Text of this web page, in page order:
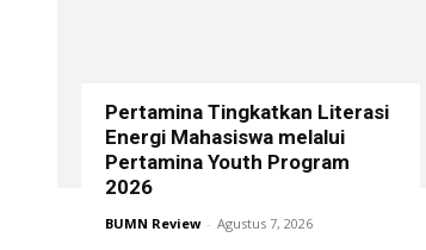
Pertamina Tingkatkan Literasi
Energi Mahasiswa melalui
Pertamina Youth Program
2026
BUMN Review - Agustus 7, 2026